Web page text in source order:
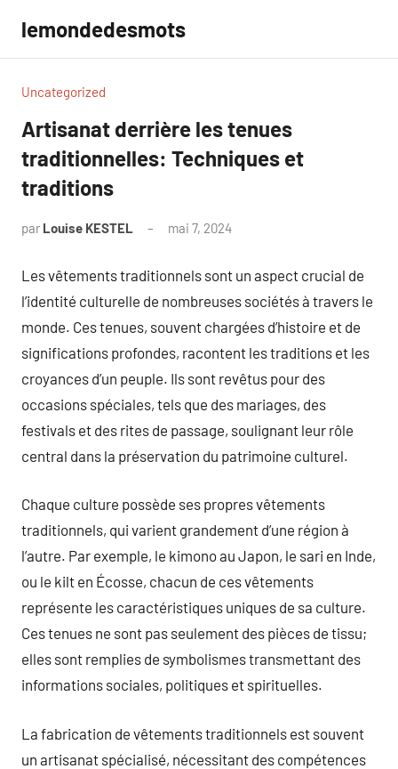
contenu
lemondedesmots
Uncategorized
Artisanat derrière les tenues
traditionnelles: Techniques et
traditions
par Louise KESTEL mai 7, 2024
Les vêtements traditionnels sont un aspect crucial de
l’identité culturelle de nombreuses sociétés à travers le
monde. Ces tenues, souvent chargées d’histoire et de
significations profondes, racontent les traditions et les
croyances d’un peuple. Ils sont revêtus pour des
occasions spéciales, tels que des mariages, des
festivals et des rites de passage, soulignant leur rôle
central dans la préservation du patrimoine culturel.
Chaque culture possède ses propres vêtements
traditionnels, qui varient grandement d’une région à
l’autre. Par exemple, le kimono au Japon, le sari en Inde,
ou le kilt en Écosse, chacun de ces vêtements
représente les caractéristiques uniques de sa culture.
Ces tenues ne sont pas seulement des pièces de tissu;
elles sont remplies de symbolismes transmettant des
informations sociales, politiques et spirituelles.
La fabrication de vêtements traditionnels est souvent
un artisanat spécialisé, nécessitant des compétences